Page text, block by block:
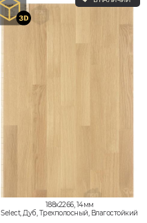
188x2266, 14мм
Select, Дуб, Трехполосный, Влагостойкий